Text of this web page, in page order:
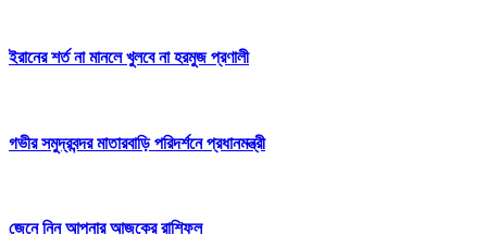
ইরানের শর্ত না মানলে খুলবে না হরমুজ প্রণালী
গভীর সমুদ্রবন্দর মাতারবাড়ি পরিদর্শনে প্রধানমন্ত্রী
জেনে নিন আপনার আজকের রাশিফল